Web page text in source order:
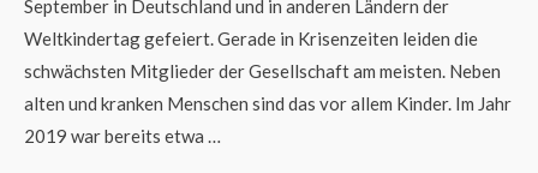
September in Deutschland und in anderen Ländern der
Weltkindertag gefeiert. Gerade in Krisenzeiten leiden die
schwächsten Mitglieder der Gesellschaft am meisten. Neben
alten und kranken Menschen sind das vor allem Kinder. Im Jahr
2019 war bereits etwa …